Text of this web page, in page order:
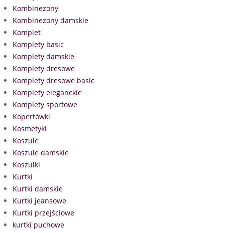
Kombinezony
Kombinezony damskie
Komplet
Komplety basic
Komplety damskie
Komplety dresowe
Komplety dresowe basic
Komplety eleganckie
Komplety sportowe
Kopertówki
Kosmetyki
Koszule
Koszule damskie
Koszulki
Kurtki
Kurtki damskie
Kurtki jeansowe
Kurtki przejściowe
kurtki puchowe